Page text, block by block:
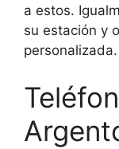
a estos.
su estación y
personalizada.